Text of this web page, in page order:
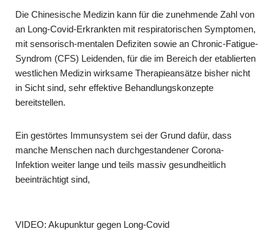
Die Chinesische Medizin kann für die zunehmende Zahl von
an Long-Covid-Erkrankten mit respiratorischen Symptomen,
mit sensorisch-mentalen Defiziten sowie an Chronic-Fatigue-
Syndrom (CFS) Leidenden, für die im Bereich der etablierten
westlichen Medizin wirksame Therapieansätze bisher nicht
in Sicht sind, sehr effektive Behandlungskonzepte
bereitstellen.
Ein gestörtes Immunsystem sei der Grund dafür, dass
manche Menschen nach durchgestandener Corona-
Infektion weiter lange und teils massiv gesundheitlich
beeinträchtigt sind,
VIDEO: Akupunktur gegen Long-Covid